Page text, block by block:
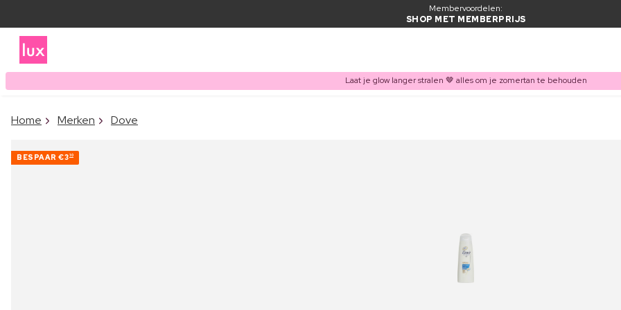
Membervoordelen:
SHOP MET MEMBERPRIJS
Laat je glow langer stralen 🤎 alles om je zomertan te behouden
Home Merken Dove
BESPAAR €310